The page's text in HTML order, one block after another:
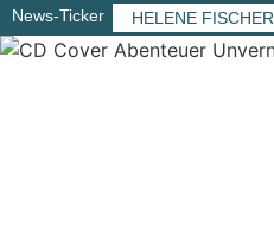
News-Ticker HELENE